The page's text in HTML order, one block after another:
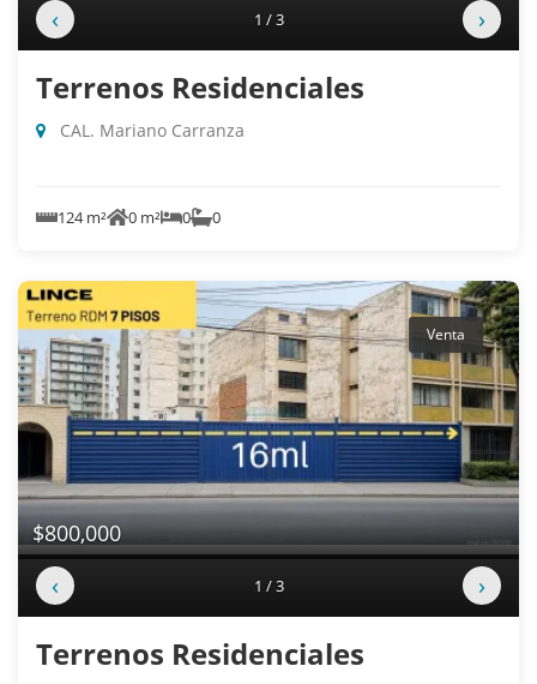
‹ 1 / 3 ›
Terrenos Residenciales
CAL. Mariano Carranza
124 m² 0 m² 0 0
Venta
$800,000
‹ 1 / 3 ›
Terrenos Residenciales